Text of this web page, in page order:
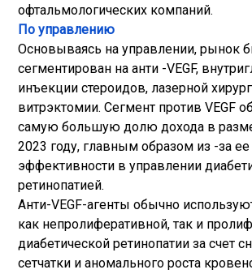
офтальмологических компаний.
По управлению
Основываясь на управлении, рынок
сегментирован на анти -VEGF,
инъекции стероидов, лазерной
витрэктомии. Сегмент против VEGF
самую большую долю дохода в
2023 году, главным образом из -за
эффективности в управлении
ретинопатией.
Анти-VEGF-агенты обычно
как непролиферативной, так и
диабетической ретинопатии за счет
сетчатки и аномального роста